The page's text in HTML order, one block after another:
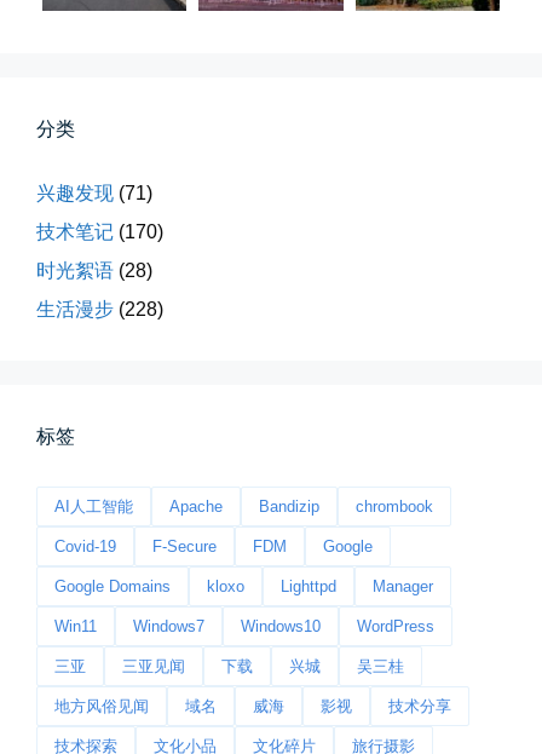
桃花乱落如红雨
李贺“桃花乱落如红雨”与纳兰性...
今日春分
早晨外面阴天，等我在厨房把热的...
📅 03-20 06:35👤 Zairun
分类
兴趣发现 (71)
技术笔记 (170)
时光絮语 (28)
生活漫步 (228)
标签
AI人工智能 Apache Bandizip chrombook
Covid-19 F-Secure FDM Google
Google Domains kloxo Lighttpd Manager
Win11 Windows7 Windows10 WordPress
三亚 三亚见闻 下载 兴城 吴三桂
地方风俗见闻 域名 威海 影视 技术分享
技术探索 文化小品 文化碎片 旅行摄影